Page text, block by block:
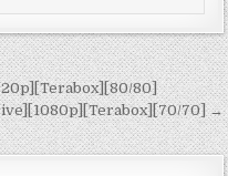
80]
70] →